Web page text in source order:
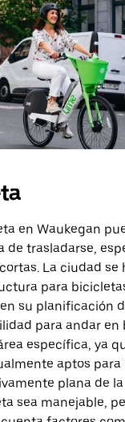
en Waukegan
de trasladarse,
La ciudad se
para
su planificación
para andar en
específica, ya
aptos para
plana de
sea manejable,